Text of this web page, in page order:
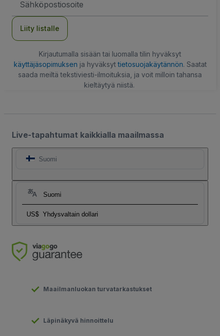
Liity listalle
Kirjautumalla sisään tai luomalla tilin hyväksyt
käyttäjäsopimuksen ja hyväksyttietosuojakäytännön. Saatat
saada meiltä tekstiviesti-ilmoituksia, ja voit milloin tahansa
kieltäytyä niistä.
Live-tapahtumat kaikkialla maailmassa
Suomi
Suomi
US$ Yhdysvaltain dollari
Maailmanluokan turvatarkastukset
Läpinäkyvä hinnoittelu